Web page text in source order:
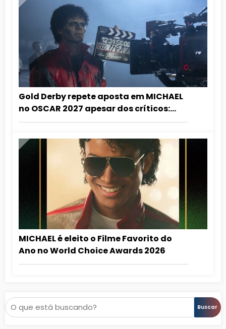
Gold Derby repete aposta em MICHAEL
no OSCAR 2027 apesar dos críticos:
”grandioso demais para ignorar!”
MICHAEL é eleito o Filme Favorito do
Ano no World Choice Awards 2026
Pesquisar Buscar